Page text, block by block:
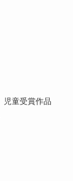
児童受賞作品